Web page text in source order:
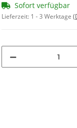
Sofort verfügbar
Lieferzeit: 1 - 3 Werktage